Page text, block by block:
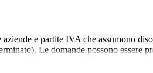
e partite IVA che assumono
Le domande possono essere